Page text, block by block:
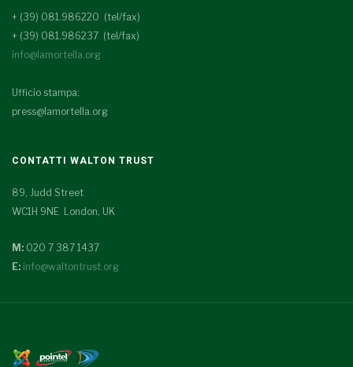
+ (39) 081.986220 (tel/fax)
+ (39) 081.986237 (tel/fax)
info@lamortella.org
Ufficio stampa:
press@lamortella.org
CONTATTI WALTON TRUST
89, Judd Street
WC1H 9NE London, UK
M: 020 7 387 1437
E: info@waltontrust.org